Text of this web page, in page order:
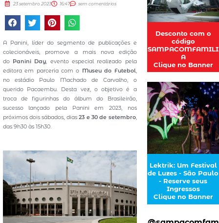
23 setembro 2023 16:47 sem comentários
A Panini, líder do segmento de publicações e
colecionáveis, promove a mais nova edição
do Panini Day, evento especial realizado pela
editora em parceria com o Museu do Futebol,
no estádio Paulo Machado de Carvalho, o
querido Pacaembu. Desta vez, o objetivo é a
troca de figurinhas do álbum do Brasileirão,
sucesso lançado pela Panini em 2023, nos
próximos dois sábados, dias23 e 30 de setembro,
das 9h30 às 15h30.
Desconto com o
código
SAMPACOMFAMILI
A
Clique no Banner
Lektrik: Um Festival
de Luzes - São Paulo
- Reserve seus
Ingressos
Clique no Banner